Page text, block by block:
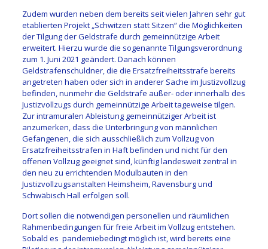
Zudem wurden neben dem bereits seit vielen Jahren sehr gut
etablierten Projekt „Schwitzen statt Sitzen“ die Möglichkeiten
der Tilgung der Geldstrafe durch gemeinnützige Arbeit
erweitert. Hierzu wurde die sogenannte Tilgungsverordnung
zum 1. Juni 2021 geändert. Danach können
Geldstrafenschuldner, die die Ersatzfreiheitsstrafe bereits
angetreten haben oder sich in anderer Sache im Justizvollzug
befinden, nunmehr die Geldstrafe außer- oder innerhalb des
Justizvollzugs durch gemeinnützige Arbeit tageweise tilgen.
Zur intramuralen Ableistung gemeinnütziger Arbeit ist
anzumerken, dass die Unterbringung von männlichen
Gefangenen, die sich ausschließlich zum Vollzug von
Ersatzfreiheitsstrafen in Haft befinden und nicht für den
offenen Vollzug geeignet sind, künftig landesweit zentral in
den neu zu errichtenden Modulbauten in den
Justizvollzugsanstalten Heimsheim, Ravensburg und
Schwäbisch Hall erfolgen soll.
Dort sollen die notwendigen personellen und räumlichen
Rahmenbedingungen für freie Arbeit im Vollzug entstehen.
Sobald es pandemiebedingt möglich ist, wird bereits eine